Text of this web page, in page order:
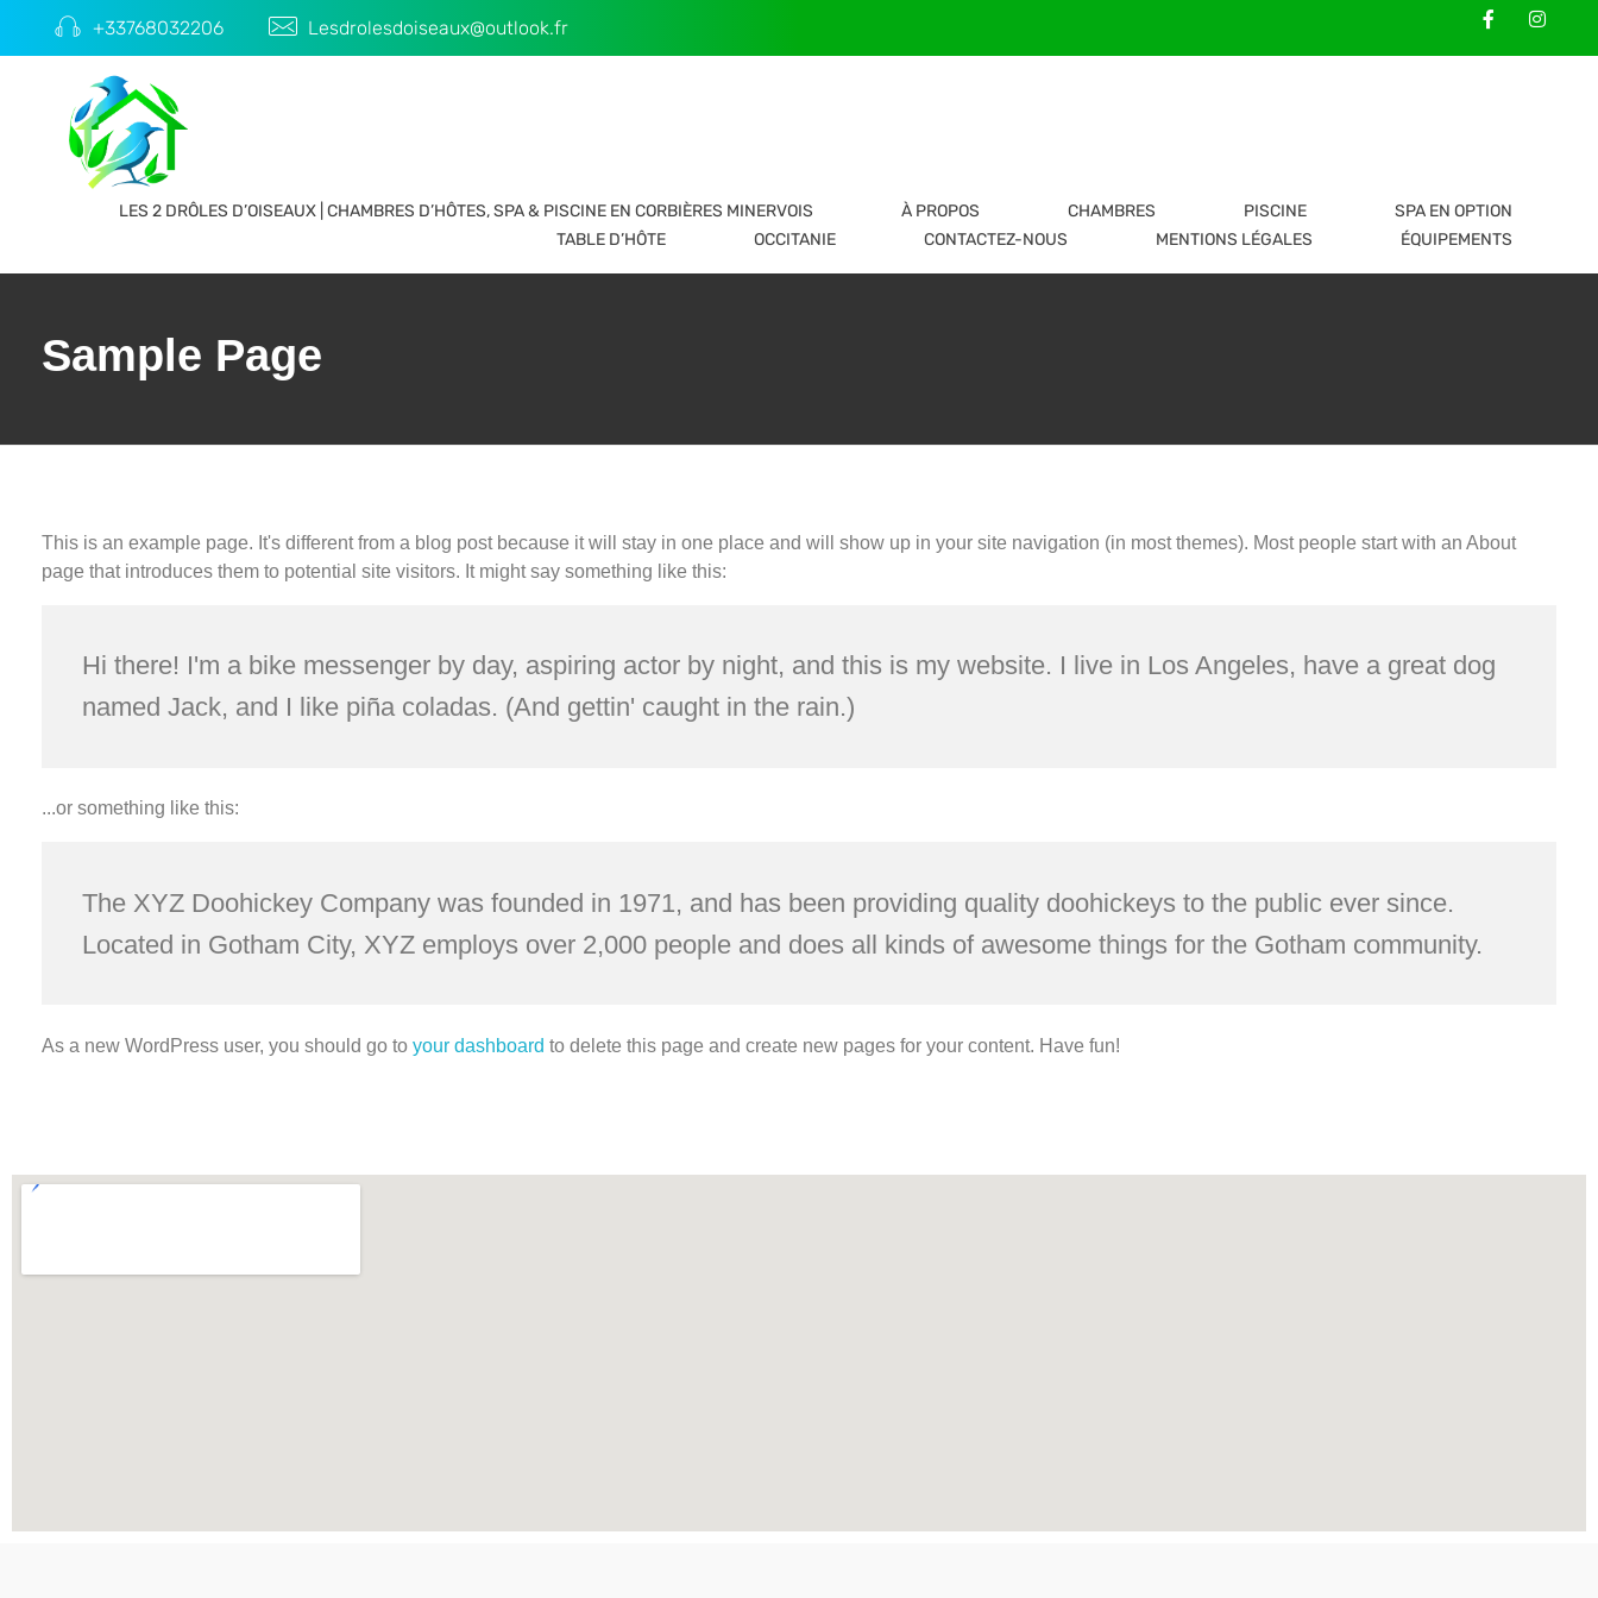
+33768032206 Lesdrolesdoiseaux@outlook.fr
LES 2 DRÔLES D’OISEAUX | CHAMBRES D’HÔTES, SPA & PISCINE EN CORBIÈRES MINERVOIS À PROPOS CHAMBRES PISCINE
SPA EN OPTION
TABLE D’HÔTE
OCCITANIE CONTACTEZ-NOUS MENTIONS LÉGALES ÉQUIPEMENTS
Sample Page
This is an example page. It's different from a blog post because it will stay in one place and will show up in your site navigation (in most themes). Most people start with an About
page that introduces them to potential site visitors. It might say something like this:
Hi there! I'm a bike messenger by day, aspiring actor by night, and this is my website. I live in Los Angeles, have a great dog
named Jack, and I like piña coladas. (And gettin' caught in the rain.)
...or something like this:
The XYZ Doohickey Company was founded in 1971, and has been providing quality doohickeys to the public ever since.
Located in Gotham City, XYZ employs over 2,000 people and does all kinds of awesome things for the Gotham community.
As a new WordPress user, you should go to your dashboard to delete this page and create new pages for your content. Have fun!